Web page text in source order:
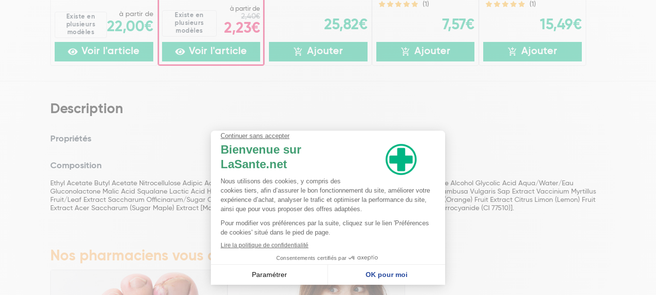
Existe en
plusieurs
modèles
à partir de
22,00€
Voir l'article
Existe en
plusieurs
modèles
à partir de
2,40€
2,23€
Voir l'article
25,82€
Ajouter
(1)
7,57€
Ajouter
(1)
15,49€
Ajouter
Description
Propriétés
Composition
Ethyl Acetate Butyl Acetate Nitrocellulose Adipic Acid/Neopentyl Glycol/Trimellitic Anhydride Copolymer Acetyl Tributyl Citrate Alcohol Glycolic Acid Aqua/Water/Eau
Gluconolactone Malic Acid Squalane Lactic Acid Helianthus Annuus (Sunflower) Seed Oil Trimethylpentanediyl Dibenzoate Bambusa Vulgaris Sap Extract Vaccinium Myrtillus
Fruit/Leaf Extract Saccharum Officinarum/Sugar Cane Extract/Extrait de canne a sucre Tocopherol Citrus Aurantium Dulcis (Orange) Fruit Extract Citrus Limon (Lemon) Fruit
Extract Acer Saccharum (Sugar Maple) Extract [May Contain/Peut Contenir/+/-: Yellow 5 Lake (CI 19140) Ferric Ammonium Ferrocyanide (CI 77510)].
Nos pharmaciens vous conseillent